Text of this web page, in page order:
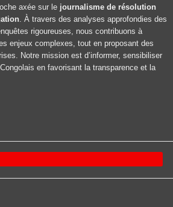
axée sur le journalisme de résolution
. À travers des analyses approfondies des
rigoureuses, nous contribuons à
enjeux complexes, tout en proposant des
Notre mission est d’informer, sensibiliser
en favorisant la transparence et la